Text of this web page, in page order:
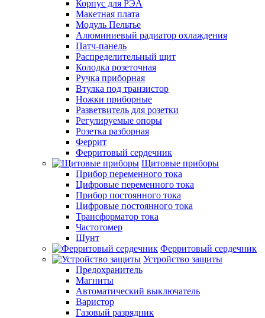
Корпус для РЭА
Макетная плата
Модуль Пельтье
Алюминиевый радиатор охлаждения
Патч-панель
Распределительный щит
Колодка розеточная
Ручка приборная
Втулка под транзистор
Ножки приборные
Разветвитель для розетки
Регулируемые опоры
Розетка разборная
Феррит
Ферритовый сердечник
Щитовые приборы
Прибор переменного тока
Цифровые переменного тока
Прибор постоянного тока
Цифровые постоянного тока
Трансформатор тока
Частотомер
Шунт
Ферритовый сердечник
Устройство защиты
Предохранитель
Магниты
Автоматический выключатель
Варистор
Газовый разрядник